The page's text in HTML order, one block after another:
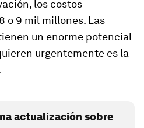
los costos
o 9 mil millones. Las
un enorme potencial
urgentemente es la
actualización sobre